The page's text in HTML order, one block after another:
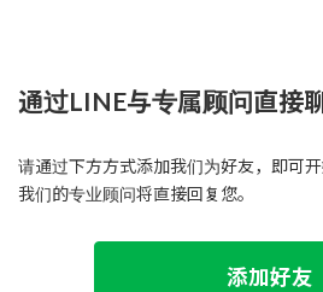
通过LINE与专属顾问直接
请通过下方方式添加我们为好友，即可开
我们的专业顾问将直接回复您。
添加好友